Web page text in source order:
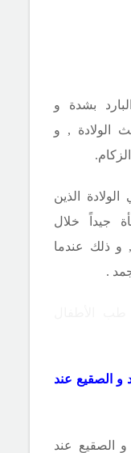
بشدة و
الولادة , و
الولادة
الذين
جيداً خلال
و ذلك عندما
.
و الصقيع عند
و الصقيع عند